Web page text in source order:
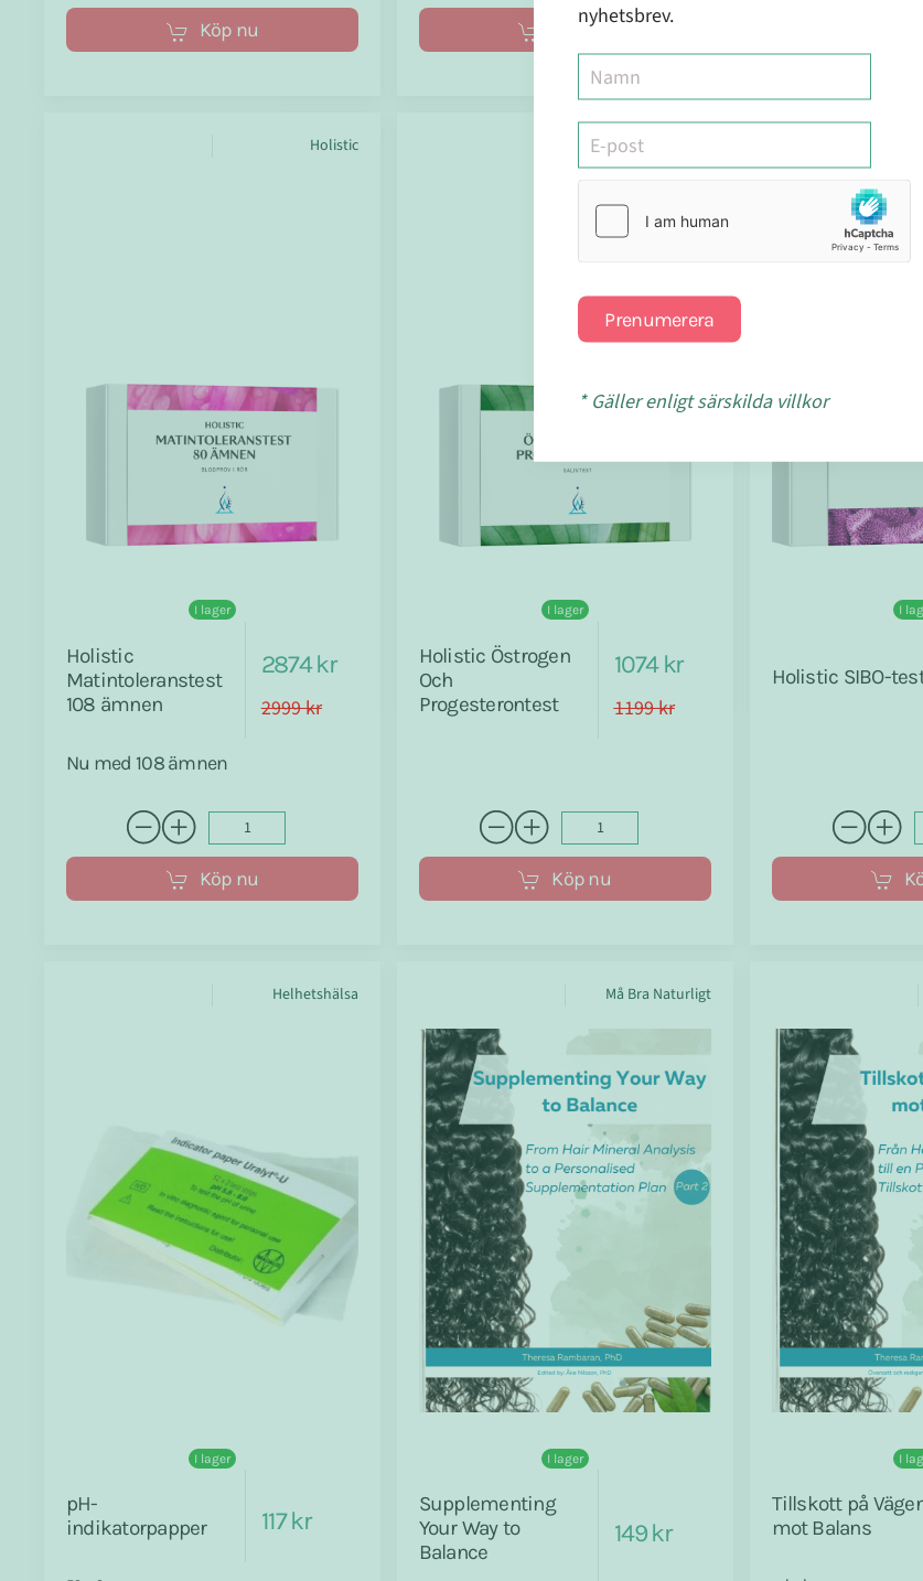
Köp nu Köp nu
Holistic
I lager
Holistic
Matintoleranstest
108 ämnen
2874 kr
2999 kr
Nu med 108 ämnen
Köp nu
I lager
Holistic Östrogen
Och
Progesterontest
1074 kr
1199 kr
Köp nu
I
Holistic SIBO-
Helhetshälsa
I lager
pH-
indikatorpapper
117 kr
Må Bra Naturligt
I lager
Supplementing
Your Way to
Balance
149 kr
I
Tillskott på
mot Balans
nyhetsbrev.
Prenumerera
* Gäller enligt särskilda villkor